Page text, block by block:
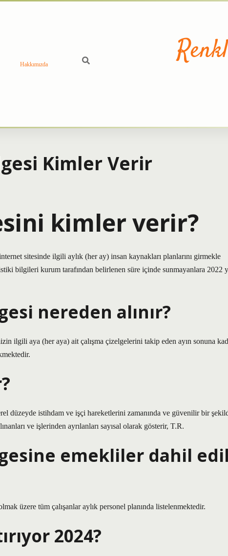
Hakkımızda
Kimler Verir
kimler verir?
sitesinde ilgili aylık (her ay) insan kaynakları planlarını girmekle
bilgileri kurum tarafından belirlenen süre içinde sunmayanlara 2022
nereden alınır?
ilgili aya (her aya) ait çalışma çizelgelerini takip eden ayın sonuna
düzeyde istihdam ve işçi hareketlerini zamanında ve güvenilir bir
ve işlerinden ayrılanları sayısal olarak gösterir, T.R.
emekliler dahil
üzere tüm çalışanlar aylık personel planında listelenmektedir.
2024?